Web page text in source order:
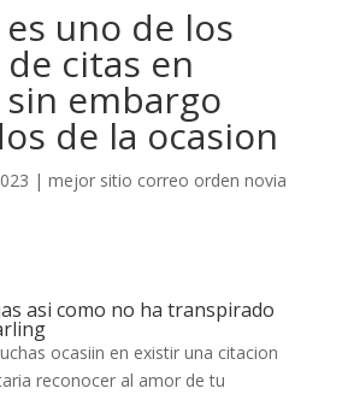
uno de los
citas en
embargo
de la ocasion
| mejor sitio correo orden novia
asi­ como no ha transpirado
ocasiin en existir una citacion
reconocer al amor de tu